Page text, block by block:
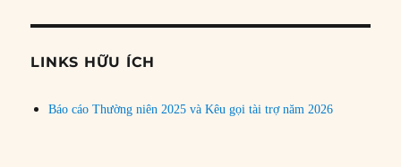
đề
LINKS HỮU ÍCH
Báo cáo Thường niên 2025 và Kêu gọi tài trợ năm 2026